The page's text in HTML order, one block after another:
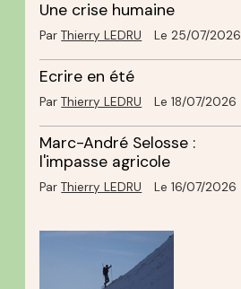
Une crise humaine
ParThierry LEDRU Le 25/07/2026
Ecrire en été
ParThierry LEDRU Le 18/07/2026
Marc-André Selosse :
l'impasse agricole
ParThierry LEDRU Le 16/07/2026